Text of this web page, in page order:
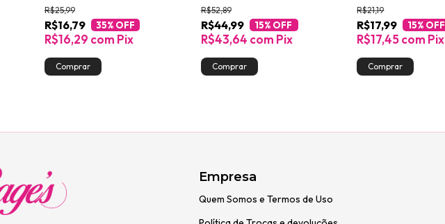
R$16,79
R$25,99
35% OFF
R$16,29 com Pix
R$44,99
R$52,89
15% OFF
R$43,64 com Pix
R$17,99
R$21,19
15% OFF
R$17,45com Pix
Empresa
Quem Somos e Termos de Uso